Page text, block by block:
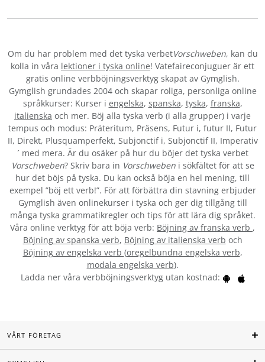
Om du har problem med det tyska verbetVorschweben, kan du
kolla in våra lektioner i tyska online! Vatefaireconjuguer är ett
gratis online verbböjningsverktyg skapat av Gymglish.
Gymglish grundades 2004 och skapar roliga, personliga online
språkkurser: Kurser i engelska, spanska, tyska, franska,
italienska och mer. Böj alla tyska verb (i alla grupper) i varje
tempus och modus: Präteritum, Präsens, Futur i, futur II, Futur
II, Direkt, Plusquamperfekt, Subjonctif i, Subjonctif II, Imperativ
´ med mera. Är du osäker på hur du böjer det tyska verbet
Vorschweben? Skriv bara in Vorschwebeni sökfältet för att se
hur det böjs på tyska. Du kan också böja en hel mening, till
exempel ”böj ett verb!”. För att förbättra din stavning erbjuder
Gymglish även onlinekurser i tyska och ger dig tillgång till
många tyska grammatikregler och tips för att lära dig språket.
Våra online verktyg för att böja verb: Böjning av franska verb ,
Böjning av spanska verb, Böjning av italienska verb och
Böjning av engelska verb (oregelbundna engelska verb,
modala engelska verb).
Ladda ner våra verbböjningsverktyg utan kostnad:
VÅRT FÖRETAG